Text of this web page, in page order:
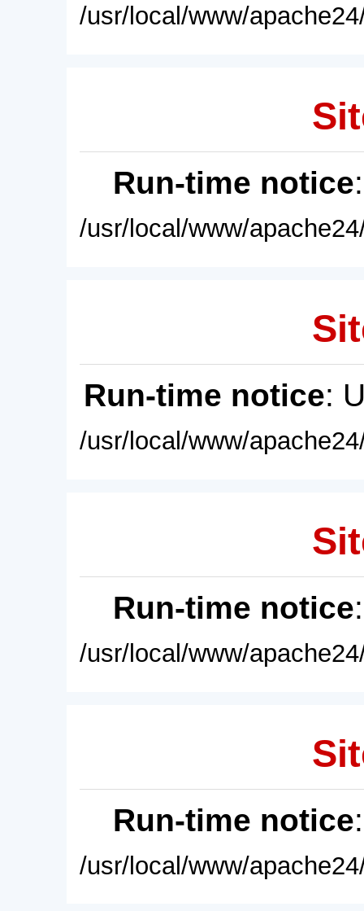
/usr/local/www/
Run-time notice
/usr/local/www/
Run-time notice:
/usr/local/www/
Run-time notice
/usr/local/www/
Run-time notice
/usr/local/www/